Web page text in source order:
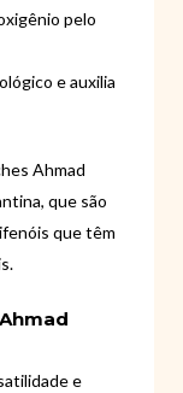
pelo
e auxilia
Ahmad
que são
que têm
e